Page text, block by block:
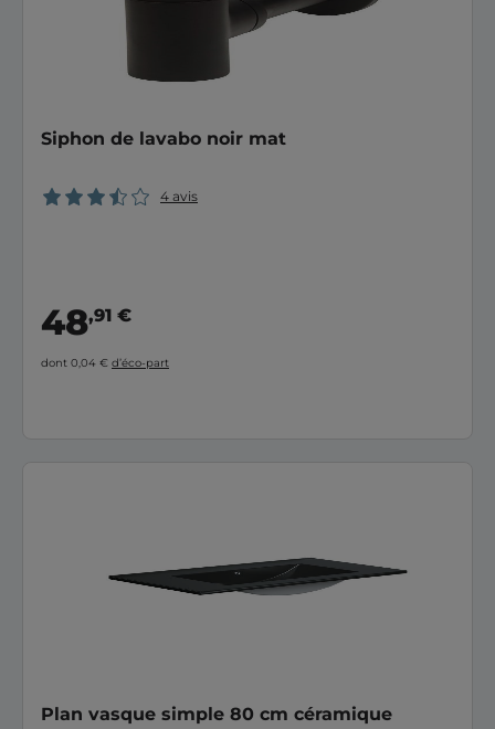
Siphon de lavabo noir mat
4 avis
48,91 €
dont 0,04 € d’éco-part
Plan vasque simple 80 cm céramique